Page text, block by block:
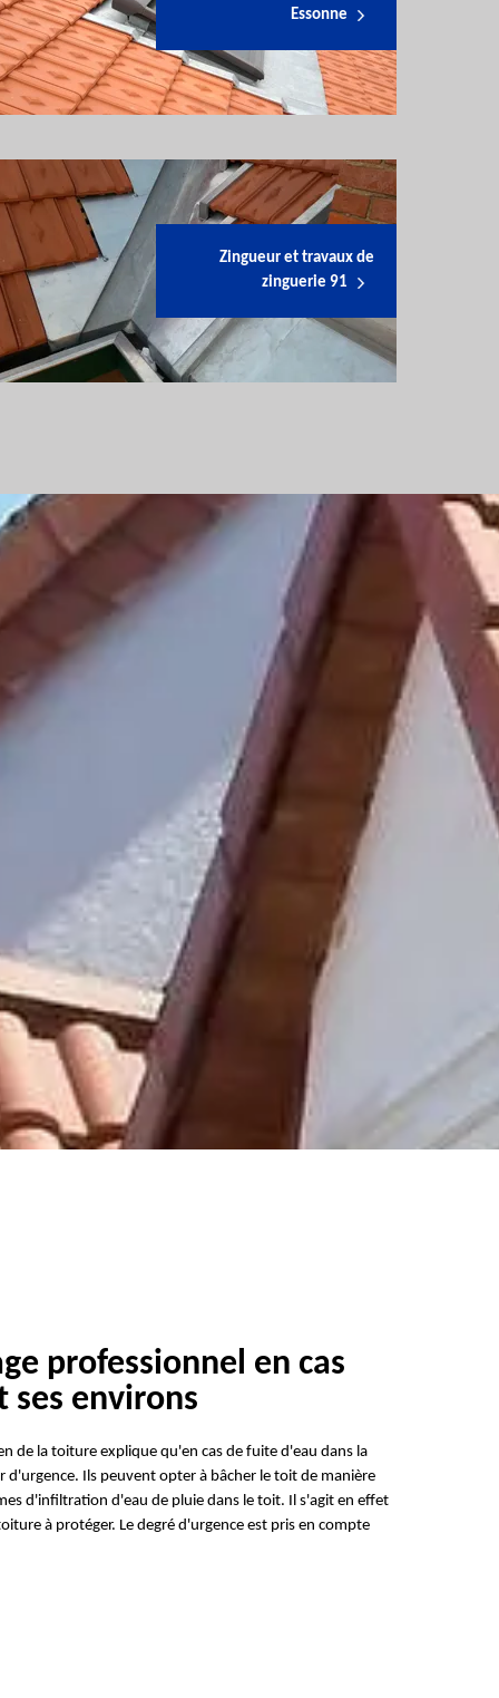
Essonne
Zingueur et travaux de
zinguerie 91
professionnel en cas
ses environs
de la toiture explique qu'en cas de fuite d'eau dans la
Ils peuvent opter à bâcher le toit de manière
d'infiltration d'eau de pluie dans le toit. Il s'agit en effet
à protéger. Le degré d'urgence est pris en compte